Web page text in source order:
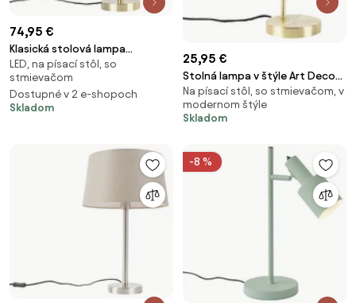
74,95 €
Klasická stolová lampa
mosadzná so svetlosivým
tienidlom 35 cm - Simplo
LED, na písací stôl, so
stmievačom
Dostupné v 2 e-shopoch
Skladom
25,95 €
Stolná lampa v štýle Art Deco
mosadz - Facil
Na písací stôl, so stmievačom, v
modernom štýle
Skladom
-8 %